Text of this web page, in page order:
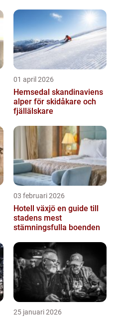
01 april 2026
Hemsedal skandinaviens
alper för skidåkare och
fjällälskare
03 februari 2026
Hotell växjö en guide till
stadens mest
stämningsfulla boenden
25 januari 2026